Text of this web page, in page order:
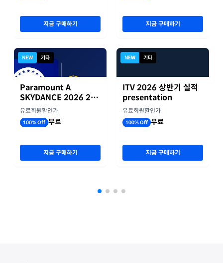
지금 구매하기
NEW 기타
Paramount A
SKYDANCE 2026 2분
기 실적
유료회원할인가
100% Off 무료
지금 구매하기
지금 구매하기
NEW 기타
ITV 2026 상반기 실적
presentation
유료회원할인가
100% Off 무료
지금 구매하기